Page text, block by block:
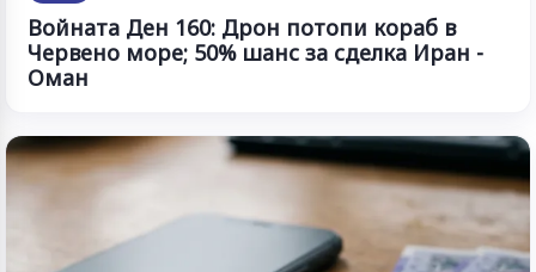
Войната Ден 160: Дрон потопи кораб в
Червено море; 50% шанс за сделка Иран -
Оман